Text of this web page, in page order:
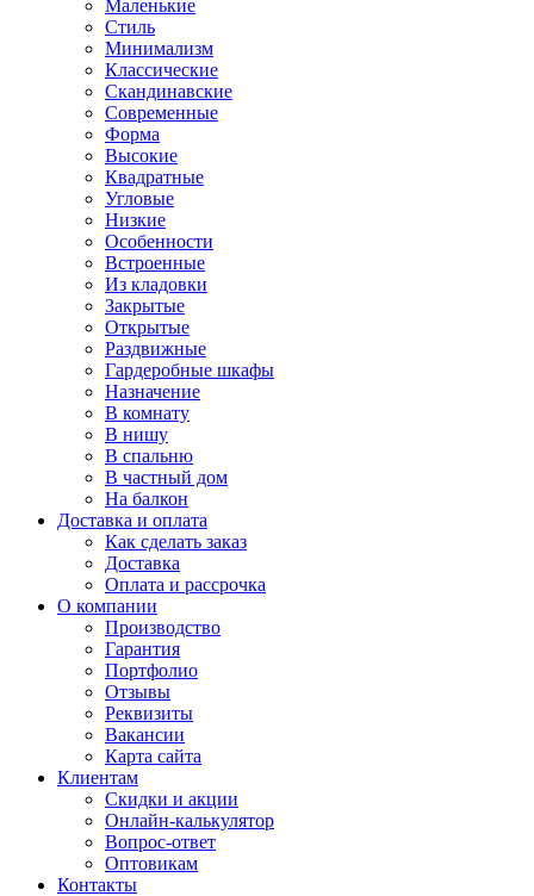
Маленькие
Стиль
Минимализм
Классические
Скандинавские
Современные
Форма
Высокие
Квадратные
Угловые
Низкие
Особенности
Встроенные
Из кладовки
Закрытые
Открытые
Раздвижные
Гардеробные шкафы
Назначение
В комнату
В нишу
В спальню
В частный дом
На балкон
Доставка и оплата
Как сделать заказ
Доставка
Оплата и рассрочка
О компании
Производство
Гарантия
Портфолио
Отзывы
Реквизиты
Вакансии
Карта сайта
Клиентам
Скидки и акции
Онлайн-калькулятор
Вопрос-ответ
Оптовикам
Контакты